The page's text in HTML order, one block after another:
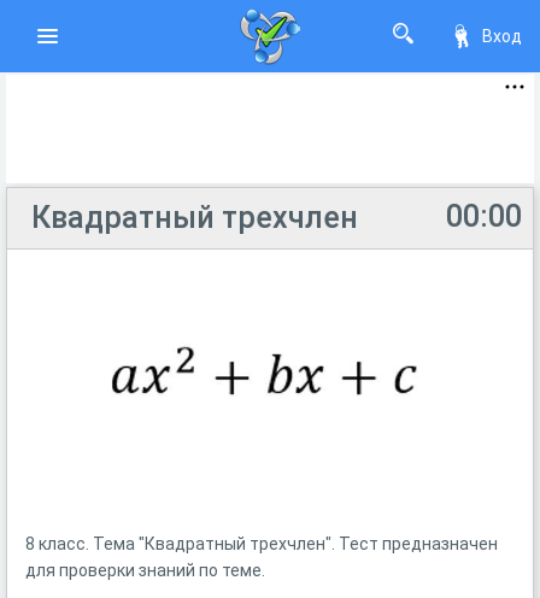
Вход
00:00
Квадратный трехчлен
8 класс. Тема "Квадратный трехчлен". Тест предназначен
для проверки знаний по теме.